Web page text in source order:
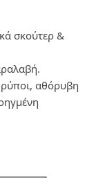
σκούτερ &
ρύποι, αθόρυβη